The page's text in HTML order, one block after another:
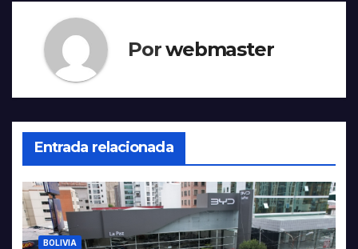
Porwebmaster
Entrada relacionada
BOLIVIA